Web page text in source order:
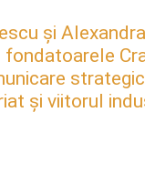
și Alexandra
fondatoarele
și viitorul